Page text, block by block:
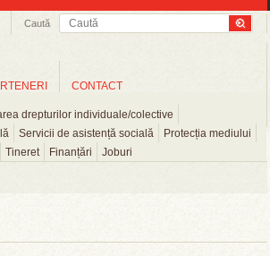
Caută
drepturilor individuale/colective
Servicii de asistență socială
Protecția mediului
Tineret Finanțări Joburi
CONTACT